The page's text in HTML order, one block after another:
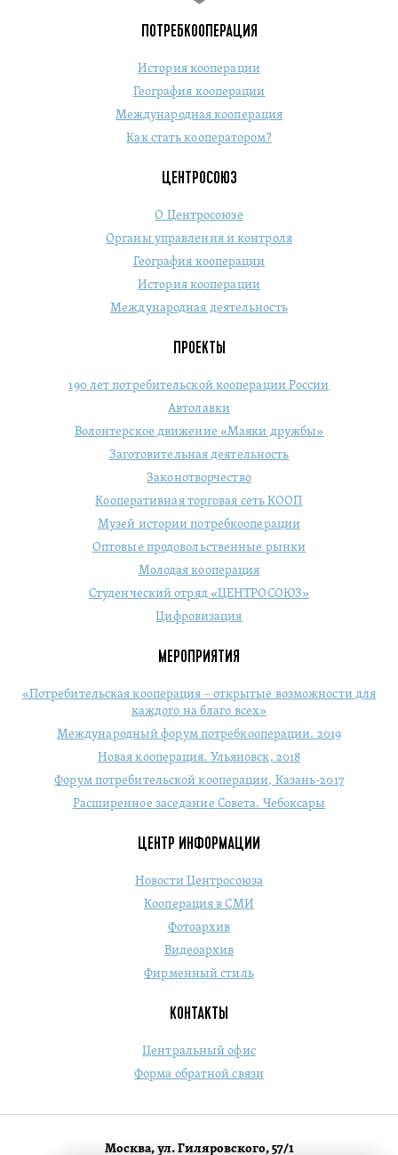
ПОТРЕБКООПЕРАЦИЯ
История кооперации
География кооперации
Международная кооперация
Как стать кооператором?
ЦЕНТРОСОЮЗ
О Центросоюзе
Органы управления и контроля
География кооперации
История кооперации
Международная деятельность
ПРОЕКТЫ
190 лет потребительской кооперации России
Автолавки
Волонтерское движение «Маяки дружбы»
Заготовительная деятельность
Законотворчество
Кооперативная торговая сеть КООП
Музей истории потребкооперации
Оптовые продовольственные рынки
Молодая кооперация
Студенческий отряд «ЦЕНТРОСОЮЗ»
Цифровизация
МЕРОПРИЯТИЯ
«Потребительская кооперация – открытые возможности для
каждого на благо всех»
Международный форум потребкооперации. 2019
Новая кооперация. Ульяновск, 2018
Форум потребительской кооперации, Казань-2017
Расширенное заседание Совета. Чебоксары
ЦЕНТР ИНФОРМАЦИИ
Новости Центросоюза
Кооперация в СМИ
Фотоархив
Видеоархив
Фирменный стиль
КОНТАКТЫ
Центральный офис
Форма обратной связи
Москва, ул. Гиляровского, 57/1